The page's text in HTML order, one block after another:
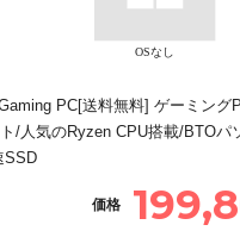
OSなし
PC[送料無料] ゲーミング
/人気のRyzen CPU搭載/BTOパ
SSD
価格